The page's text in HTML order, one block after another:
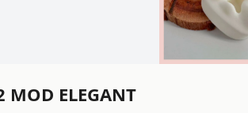
MOD ELEGANT